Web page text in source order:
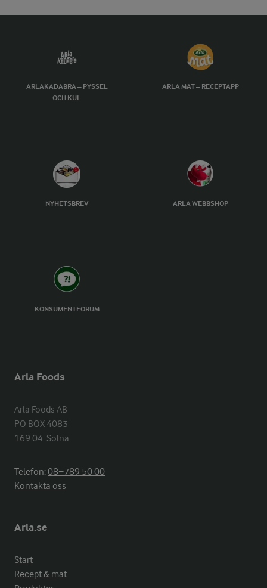
ARLAKADABRA – PYSSEL
OCH KUL
ARLA MAT – RECEPTAPP
NYHETSBREV ARLA WEBBSHOP
KONSUMENTFORUM
Arla Foods
Arla Foods AB
PO BOX 4083
169 04  Solna
Telefon:08−789 50 00
Kontakta oss
Arla.se
Start
Recept & mat